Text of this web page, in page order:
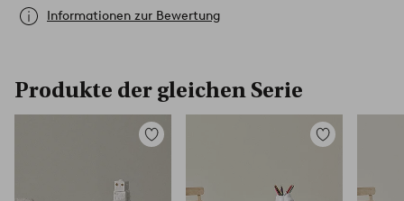
Informationen zur Bewertung
Produkte der gleichen Serie
Zu
Zu